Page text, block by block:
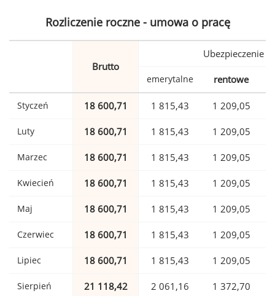
Rozliczenie roczne - umowa o pracę
Brutto
Ubezpieczenie
emerytalne rentowe
Styczeń 18 600,71 1 815,43 1 209,05
Luty 18 600,71 1 815,43 1 209,05
Marzec 18 600,71 1 815,43 1 209,05
Kwiecień 18 600,71 1 815,43 1 209,05
Maj 18 600,71 1 815,43 1 209,05
Czerwiec 18 600,71 1 815,43 1 209,05
Lipiec 18 600,71 1 815,43 1 209,05
Sierpień 21 118,42 2 061,16 1 372,70